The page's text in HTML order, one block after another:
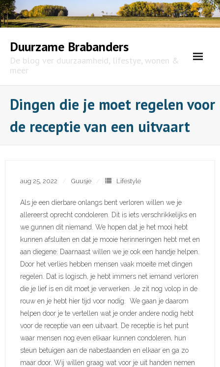
Skip
to
content
Duurzame Brabanders
De blog ver duurzaamheid, lifestye, wonen &
meer
Dingen die je moet regelen voor
de receptie van een uitvaart
aug 25, 2022 Guusje Lifestyle
Als je een dierbare onlangs bent verloren willen we je
allereerst oprecht condoleren. Dit is iets verschrikkelijks en
we gunnen dit niemand. We hopen dat je het mooi hebt
kunnen afsluiten en dat je mooie herinneringen hebt met en
aan diegene. Daarnaast willen we je ook een handje helpen.
Door het verlies hebben mensen vaak moeite met dingen
regelen. Dat is logisch, je hebt immers net iemand verloren
die je lief is en dit moet je verwerken. Je zit nog volop in de
rouw en je hebt hier tijd voor nodig. We gaan je daarom
helpen door je te vertellen wat je onder andere nodig hebt
voor de receptie van een uitvaart. De receptie is het punt
waar mensen nog even elkaar kunnen condoleren, hun
steun betuigen aan de nabestaanden en elkaar en ga zo
maar door. Wij willen graag wat voor je uit handen nemen